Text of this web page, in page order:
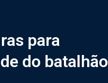
para
do batalhão